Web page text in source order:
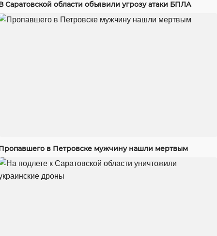
Саратовской области объявили угрозу атаки БПЛА
в Петровске мужчину нашли мертвым